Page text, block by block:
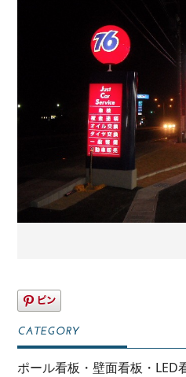
ポール看板・壁面看板・LED